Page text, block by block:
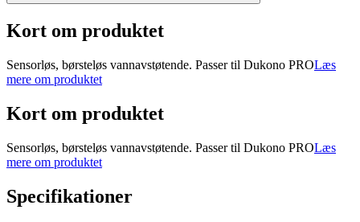
Kort om produktet
Sensorløs, børsteløs vannavstøtende. Passer til Dukono PROLæs
mere om produktet
Kort om produktet
Sensorløs, børsteløs vannavstøtende. Passer til Dukono PROLæs
mere om produktet
Specifikationer